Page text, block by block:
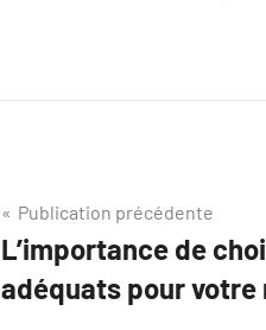
Navigation
de
l’article
Publication précédente
L’importance de
adéquats pour votre